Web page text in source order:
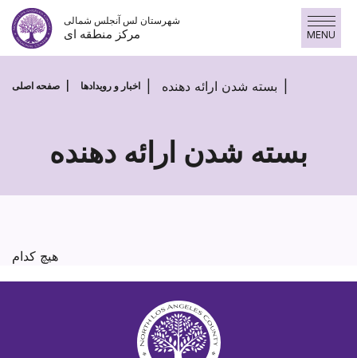
پرش
محتوا
شهرستان لس آنجلس شمالی
مرکز منطقه ای MENU
صفحه اصلی اخبار و رویدادها بسته شدن ارائه دهنده
بسته شدن ارائه دهنده
بسته
شدن
هیچ کدام